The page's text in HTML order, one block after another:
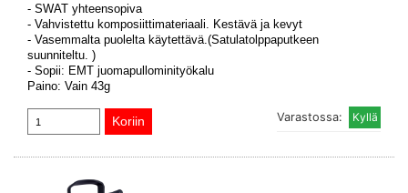
- SWAT yhteensopiva
- Vahvistettu komposiittimateriaali. Kestävä ja kevyt
- Vasemmalta puolelta käytettävä.(Satulatolppaputkeen
suunniteltu. )
- Sopii: EMT juomapullominityökalu
Paino: Vain 43g
Varastossa: